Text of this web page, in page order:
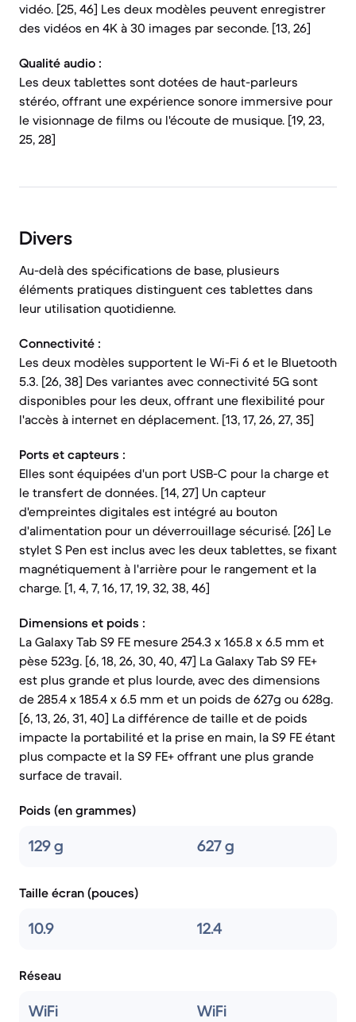
vidéo. [25, 46] Les deux modèles peuvent enregistrer
des vidéos en 4K à 30 images par seconde. [13, 26]
Qualité audio :
Les deux tablettes sont dotées de haut-parleurs
stéréo, offrant une expérience sonore immersive pour
le visionnage de films ou l'écoute de musique. [19, 23,
25, 28]
Divers
Au-delà des spécifications de base, plusieurs
éléments pratiques distinguent ces tablettes dans
leur utilisation quotidienne.
Connectivité :
Les deux modèles supportent le Wi-Fi 6 et le Bluetooth
5.3. [26, 38] Des variantes avec connectivité 5G sont
disponibles pour les deux, offrant une flexibilité pour
l'accès à internet en déplacement. [13, 17, 26, 27, 35]
Ports et capteurs :
Elles sont équipées d'un port USB-C pour la charge et
le transfert de données. [14, 27] Un capteur
d'empreintes digitales est intégré au bouton
d'alimentation pour un déverrouillage sécurisé. [26] Le
stylet S Pen est inclus avec les deux tablettes, se fixant
magnétiquement à l'arrière pour le rangement et la
charge. [1, 4, 7, 16, 17, 19, 32, 38, 46]
Dimensions et poids :
La Galaxy Tab S9 FE mesure 254.3 x 165.8 x 6.5 mm et
pèse 523g. [6, 18, 26, 30, 40, 47] La Galaxy Tab S9 FE+
est plus grande et plus lourde, avec des dimensions
de 285.4 x 185.4 x 6.5 mm et un poids de 627g ou 628g.
[6, 13, 26, 31, 40] La différence de taille et de poids
impacte la portabilité et la prise en main, la S9 FE étant
plus compacte et la S9 FE+ offrant une plus grande
surface de travail.
Poids (en grammes)
129 g 627 g
Taille écran (pouces)
10.9 12.4
Réseau
WiFi WiFi